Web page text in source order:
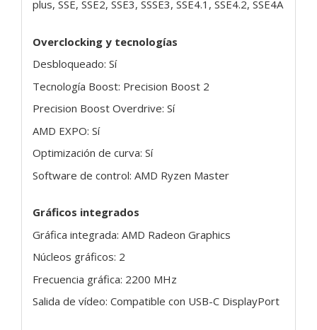
plus, SSE, SSE2, SSE3, SSSE3, SSE4.1, SSE4.2, SSE4A
Overclocking y tecnologías
Desbloqueado: Sí
Tecnología Boost: Precision Boost 2
Precision Boost Overdrive: Sí
AMD EXPO: Sí
Optimización de curva: Sí
Software de control: AMD Ryzen Master
Gráficos integrados
Gráfica integrada: AMD Radeon Graphics
Núcleos gráficos: 2
Frecuencia gráfica: 2200 MHz
Salida de vídeo: Compatible con USB-C DisplayPort